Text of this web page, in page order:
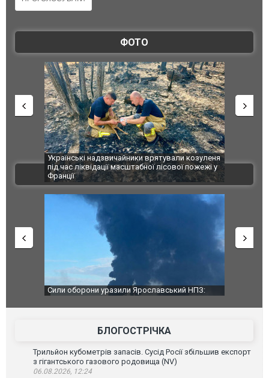
ФОТО
Українські надзвичайники врятували козуленя
під час ліквідації масштабної лісової пожежі у
Франції
СБУ за
Болгарії
ВІДЕО
Сили оборони уразили Ярославський НПЗ:
атаку. ВІДЕО
Неймар
БЛОГОСТРІЧКА
Трильйон кубометрів запасів. Сусід Росії збільшив експорт
з гігантського газового родовища (NV)
06.08.2026, 12:24